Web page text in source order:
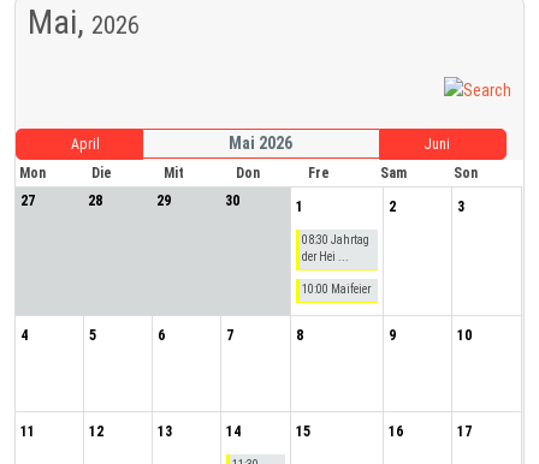
Mai, 2026
April Mai 2026
Juni
Mon
Die Mit Don Fre Sam
Son
27
28 29 30 1
08:30 Jahrtag
der Hei ...
10:00 Maifeier
2 3
4 5 6 7 8 9 10
11 12 13 14 15 16 17